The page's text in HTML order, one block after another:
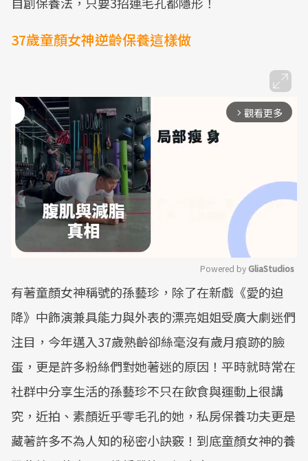
37歲童顏女神逆齡保養這樣做
arrow_forward_ios 觀看更多
Mute
Powered by GliaStudios
有著童顏女神稱號的孫藝珍，除了在新戲《愛的迫
降》中飾演兼具能力與外表的漂亮姐姐受廣大劇迷們
注目，今年邁入37歲熟齡卻絲毫沒有歲月痕跡的臉
蛋，更是許多粉絲們對她著迷的原因！平時就時常在
社群中分享生活的孫藝珍不只在飲食與運動上很講
究，近拍、素顏近乎零毛孔的她，私房保養功夫更是
藏著許多不為人知的秘密小訣竅！到底童顏女神的養